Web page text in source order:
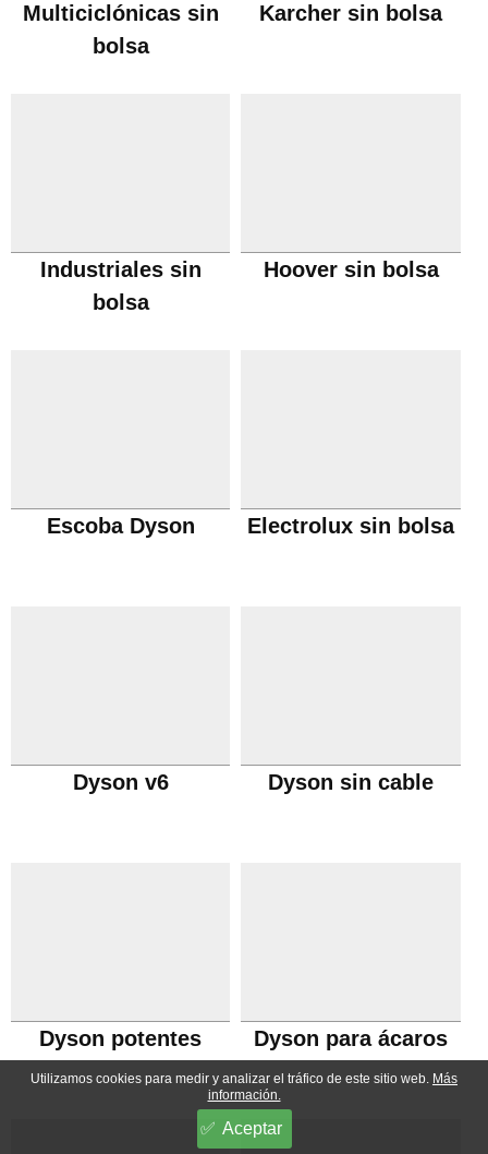
Multiciclónicas sin
bolsa
Karcher sin bolsa
Industriales sin
bolsa
Hoover sin bolsa
Escoba Dyson Electrolux sin bolsa
Dyson v6 Dyson sin cable
Dyson potentes Dyson para ácaros
Utilizamos cookies para medir y analizar el tráfico de este sitio web. Más
información.
Aceptar